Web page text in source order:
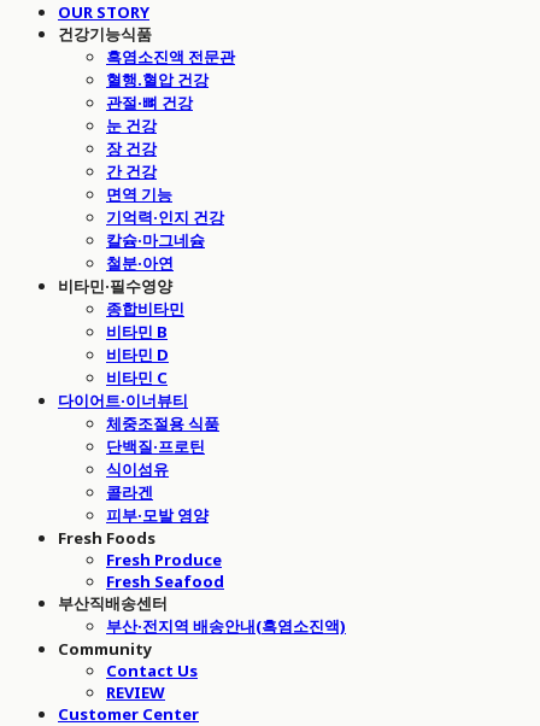
OUR STORY
건강기능식품
흑염소진액 전문관
혈행.혈압 건강
관절·뼈 건강
눈 건강
장 건강
간 건강
면역 기능
기억력·인지 건강
칼슘·마그네슘
철분·아연
비타민·필수영양
종합비타민
비타민 B
비타민 D
비타민 C
다이어트·이너뷰티
체중조절용 식품
단백질·프로틴
식이섬유
콜라겐
피부·모발 영양
Fresh Foods
Fresh Produce
Fresh Seafood
부산직배송센터
부산·전지역 배송안내(흑염소진액)
Community
Contact Us
REVIEW
Customer Center